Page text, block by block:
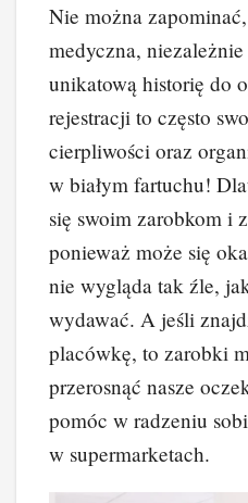
Nie można
medyczna,
unikatową historię do
rejestracji to często
cierpliwości oraz
w białym fartuchu!
się swoim zarobkom i
ponieważ może się
nie wygląda tak źle,
wydawać. A jeśli
placówkę, to zarobki
przerosnąć nasze
pomóc w radzeniu
w supermarketach.